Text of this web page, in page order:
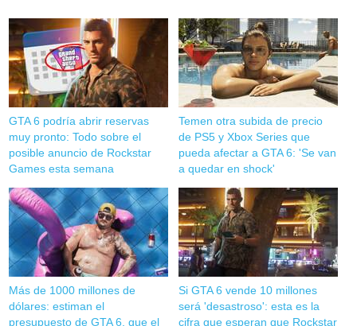
GTA 6 podría abrir reservas
muy pronto: Todo sobre el
posible anuncio de Rockstar
Games esta semana
Temen otra subida de precio
de PS5 y Xbox Series que
pueda afectar a GTA 6: 'Se van
a quedar en shock'
Más de 1000 millones de
dólares: estiman el
presupuesto de GTA 6, que el
Si GTA 6 vende 10 millones
será 'desastroso': esta es la
cifra que esperan que Rockstar